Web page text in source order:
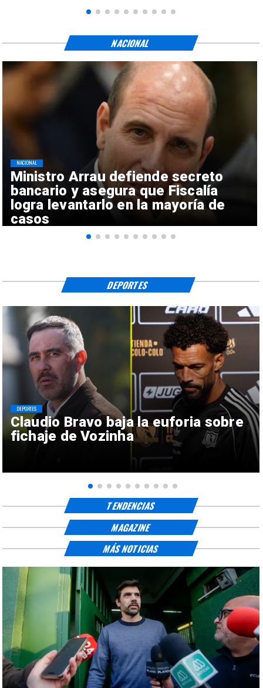
Ministro Arrau defiende secreto
bancario y asegura que Fiscalía
logra levantarlo en la mayoría de
casos
NACIONAL
NACIONAL
Claudio Bravo baja la euforia sobre
fichaje de Vozinha
DEPORTES
DEPORTES
TENDENCIAS
MAGAZINE
MÁS NOTICIAS